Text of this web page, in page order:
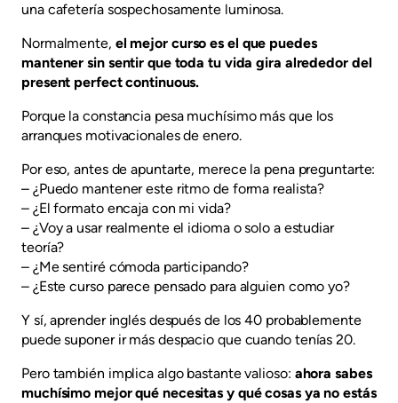
una cafetería sospechosamente luminosa.
Normalmente, el mejor curso es el que puedes
mantener sin sentir que toda tu vida gira alrededor del
present perfect continuous.
Porque la constancia pesa muchísimo más que los
arranques motivacionales de enero.
Por eso, antes de apuntarte, merece la pena preguntarte:
– ¿Puedo mantener este ritmo de forma realista?
– ¿El formato encaja con mi vida?
– ¿Voy a usar realmente el idioma o solo a estudiar
teoría?
– ¿Me sentiré cómoda participando?
– ¿Este curso parece pensado para alguien como yo?
Y sí, aprender inglés después de los 40 probablemente
puede suponer ir más despacio que cuando tenías 20.
Pero también implica algo bastante valioso: ahora sabes
muchísimo mejor qué necesitas y qué cosas ya no estás